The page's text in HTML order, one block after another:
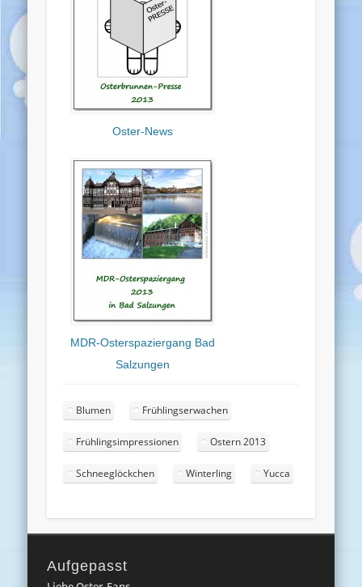
Oster-News
MDR-Osterspaziergang Bad
Salzungen
Blumen Frühlingserwachen
Frühlingsimpressionen Ostern 2013
Schneeglöckchen Winterling Yucca
Aufgepasst